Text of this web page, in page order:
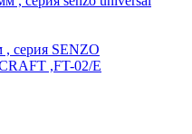
серия SENZO
,FT-02/E